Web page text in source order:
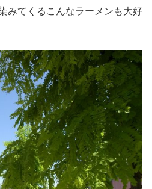
みてくるこんなラーメンも大好